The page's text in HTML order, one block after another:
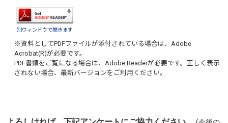
別ウィンドウで開きます
※資料としてPDFファイルが添付されている場合は、 Adobe
Acrobat(R)が必要です。
PDF書類をご覧になる場合は、 Adobe Readerが必要です。正しく表示
されない場合、最新バージョンをご利用ください。